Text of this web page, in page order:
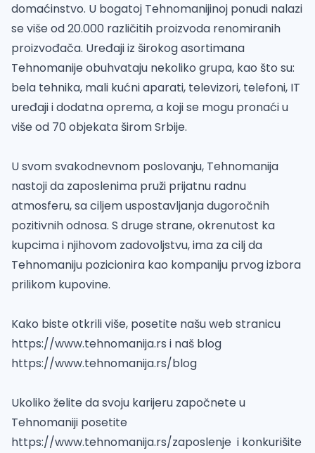
domaćinstvo. U bogatoj Tehnomanijinoj ponudi nalazi
se više od 20.000 različitih proizvoda renomiranih
proizvođača. Uređaji iz širokog asortimana
Tehnomanije obuhvataju nekoliko grupa, kao što su:
bela tehnika, mali kućni aparati, televizori, telefoni, IT
uređaji i dodatna oprema, a koji se mogu pronaći u
više od 70 objekata širom Srbije.
U svom svakodnevnom poslovanju, Tehnomanija
nastoji da zaposlenima pruži prijatnu radnu
atmosferu, sa ciljem uspostavljanja dugoročnih
pozitivnih odnosa. S druge strane, okrenutost ka
kupcima i njihovom zadovoljstvu, ima za cilj da
Tehnomaniju pozicionira kao kompaniju prvog izbora
prilikom kupovine.
Kako biste otkrili više, posetite našu web stranicu
https://www.tehnomanija.rs i naš blog
https://www.tehnomanija.rs/blog
Ukoliko želite da svoju karijeru započnete u
Tehnomaniji posetite
https://www.tehnomanija.rs/zaposlenje i konkurišite